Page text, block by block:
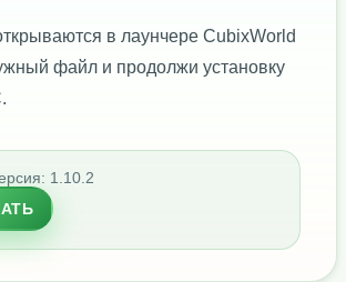
в лаунчере CubixWorld
файл и продолжи установку
1.10.2